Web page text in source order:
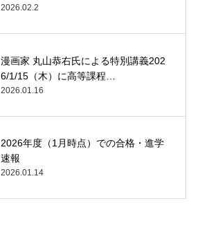
2026.02.2
漫画家 丸山恭右氏による特別講義202
6/1/15（木）に高等課程…
2026.01.16
2026年度（1月時点）での合格・進学
速報
2026.01.14